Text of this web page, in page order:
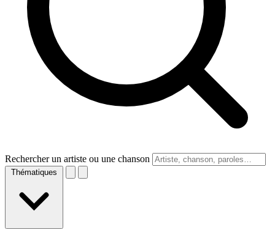
Rechercher un artiste ou une chanson
Thématiques